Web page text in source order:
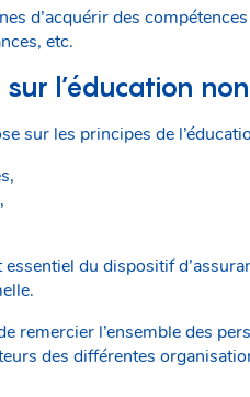
d’acquérir des
etc.
l’éducation
sur les principes de
du dispositif
remercier l’ensemble des
des différentes